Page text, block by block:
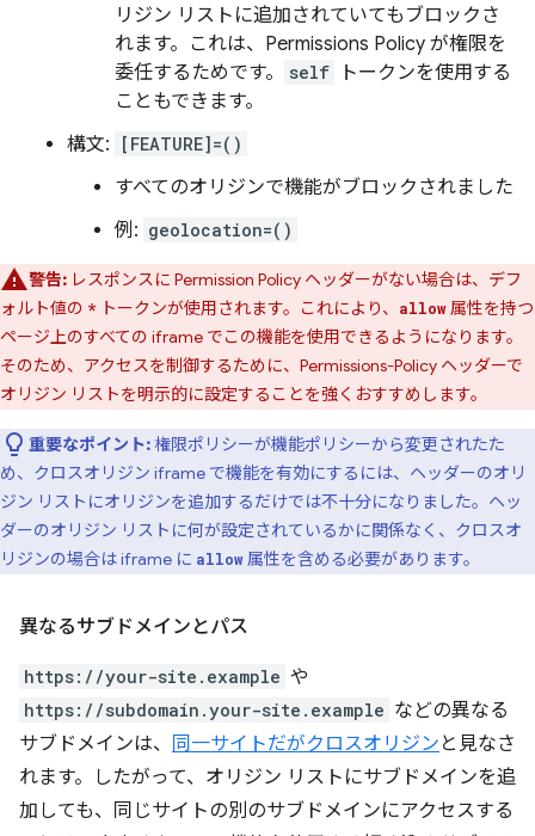
リジン リストに追加されていてもブロックさ
れます。これは、Permissions Policy が権限を
委任するためです。
self
トークンを使用する
こともできます。
構文:
[FEATURE]=()
すべてのオリジンで機能がブロックされました
例: geolocation=()
警告: レスポンスに Permission Policy ヘッダーがない場合は、デフ
ォルト値の * トークンが使用されます。これにより、 allow属性を持つ
ページ上のすべての iframe でこの機能を使用できるようになります。
そのため、アクセスを制御するために、Permissions-Policy ヘッダーで
オリジン リストを明示的に設定することを強くおすすめします。
重要なポイント: 権限ポリシーが機能ポリシーから変更されたた
め、クロスオリジン iframe で機能を有効にするには、ヘッダーのオリ
ジン リストにオリジンを追加するだけでは不十分になりました。ヘッ
ダーのオリジン リストに何が設定されているかに関係なく、クロスオ
リジンの場合は iframe に allow属性を含める必要があります。
異なるサブドメインとパス
https://your-site.example や
https://subdomain.your-site.example などの異なる
サブドメインは、 同一サイトだがクロスオリジン と見なさ
れます。したがって、オリジン リストにサブドメインを追
加しても、同じサイトの別のサブドメインにアクセスする